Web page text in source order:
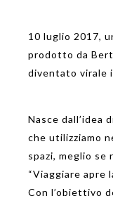
10 luglio 2017,
prodotto da
diventato virale
Nasce dall’idea
che utilizziamo
spazi, meglio se
“Viaggiare apre
Con l’obiettivo